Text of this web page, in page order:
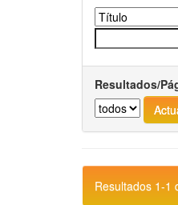
Resultados/
Resultados 1-1